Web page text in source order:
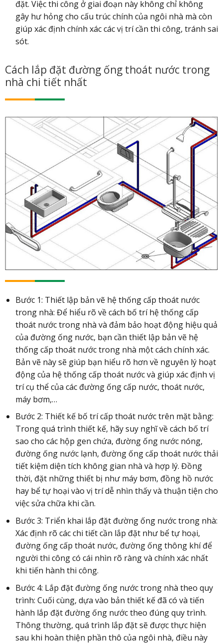
đặt. Việc thi công ở giai đoạn này không chỉ không
gây hư hỏng cho cấu trúc chính của ngôi nhà mà còn
giúp xác định chính xác các vị trí cần thi công, tránh sai
sót.
Cách lắp đặt đường ống thoát nước trong
nhà chi tiết nhất
Bước 1: Thiết lập bản vẽ hệ thống cấp thoát nước
trong nhà: Để hiểu rõ về cách bố trí hệ thống cấp
thoát nước trong nhà và đảm bảo hoạt động hiệu quả
của đường ống nước, bạn cần thiết lập bản vẽ hệ
thống cấp thoát nước trong nhà một cách chính xác.
Bản vẽ này sẽ giúp bạn hiểu rõ hơn về nguyên lý hoạt
động của hệ thống cấp thoát nước và giúp xác định vị
trí cụ thể của các đường ống cấp nước, thoát nước,
máy bơm,…
Bước 2: Thiết kế bố trí cấp thoát nước trên mặt bằng:
Trong quá trình thiết kế, hãy suy nghĩ về cách bố trí
sao cho các hộp gen chứa, đường ống nước nóng,
đường ống nước lạnh, đường ống cấp thoát nước thải
tiết kiệm diện tích không gian nhà và hợp lý. Đồng
thời, đặt những thiết bị như máy bơm, đồng hồ nước
hay bể tự hoại vào vị trí dễ nhìn thấy và thuận tiện cho
việc sửa chữa khi cần.
Bước 3: Triển khai lắp đặt đường ống nước trong nhà:
Xác định rõ các chi tiết cần lắp đặt như bể tự hoại,
đường ống cấp thoát nước, đường ống thông khí để
người thi công có cái nhìn rõ ràng và chính xác nhất
khi tiến hành thi công.
Bước 4: Lắp đặt đường ống nước trong nhà theo quy
trình: Cuối cùng, dựa vào bản thiết kế đã có và tiến
hành lắp đặt đường ống nước theo đúng quy trình.
Thông thường, quá trình lắp đặt sẽ được thực hiện
sau khi hoàn thiện phần thô của ngôi nhà, điều này